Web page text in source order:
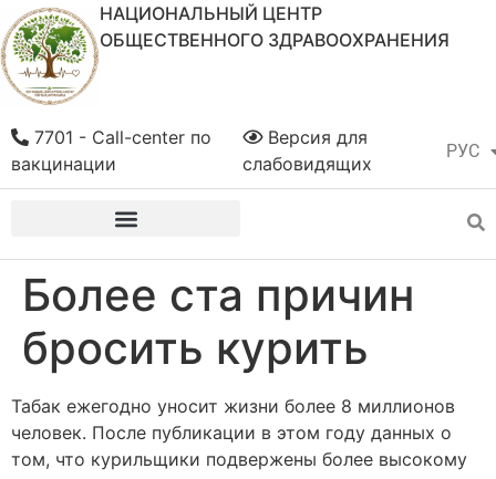
НАЦИОНАЛЬНЫЙ ЦЕНТР
ОБЩЕСТВЕННОГО ЗДРАВООХРАНЕНИЯ
РУС
ҚАЗ
Версия для
слабовидящих
7701 - Call-center по
вакцинации
Более ста причин
бросить курить
Табак ежегодно уносит жизни более 8 миллионов
человек. После публикации в этом году данных о
том, что курильщики подвержены более высокому